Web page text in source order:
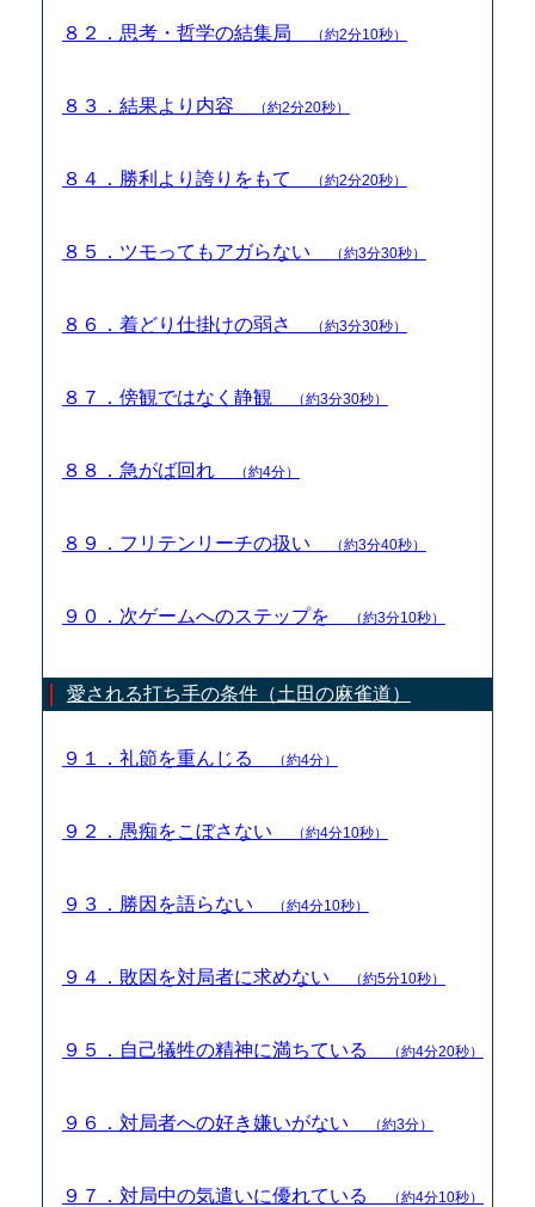
８２．思考・哲学の結集局 （約2分10秒）
８３．結果より内容 （約2分20秒）
８４．勝利より誇りをもて （約2分20秒）
８５．ツモってもアガらない （約3分30秒）
８６．着どり仕掛けの弱さ （約3分30秒）
８７．傍観ではなく静観 （約3分30秒）
８８．急がば回れ （約4分）
８９．フリテンリーチの扱い （約3分40秒）
９０．次ゲームへのステップを （約3分10秒）
愛される打ち手の条件（土田の麻雀道）
９１．礼節を重んじる （約4分）
９２．愚痴をこぼさない （約4分10秒）
９３．勝因を語らない （約4分10秒）
９４．敗因を対局者に求めない （約5分10秒）
９５．自己犠牲の精神に満ちている （約4分20秒）
９６．対局者への好き嫌いがない （約3分）
９７．対局中の気遣いに優れている （約4分10秒）